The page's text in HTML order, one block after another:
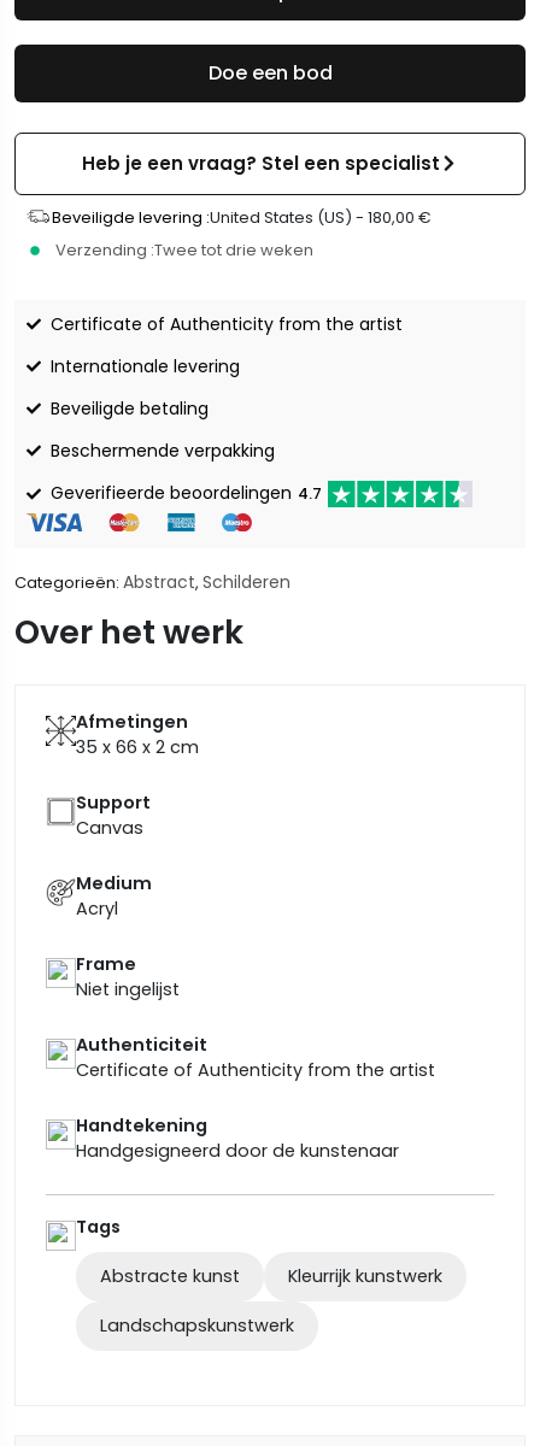
Doe een bod
Heb je een vraag? Stel een specialist
Beveiligde levering :United States (US) - 180,00 €
Verzending :Twee tot drie weken
Certificate of Authenticity from the artist
Internationale levering
Beveiligde betaling
Beschermende verpakking
Geverifieerde beoordelingen 4.7
Categorieën: Abstract, Schilderen
Over het werk
Afmetingen
35 x 66 x 2 cm
Support
Canvas
Medium
Acryl
Frame
Niet ingelijst
Authenticiteit
Certificate of Authenticity from the artist
Handtekening
Handgesigneerd door de kunstenaar
Tags
Abstracte kunst Kleurrijk kunstwerk
Landschapskunstwerk